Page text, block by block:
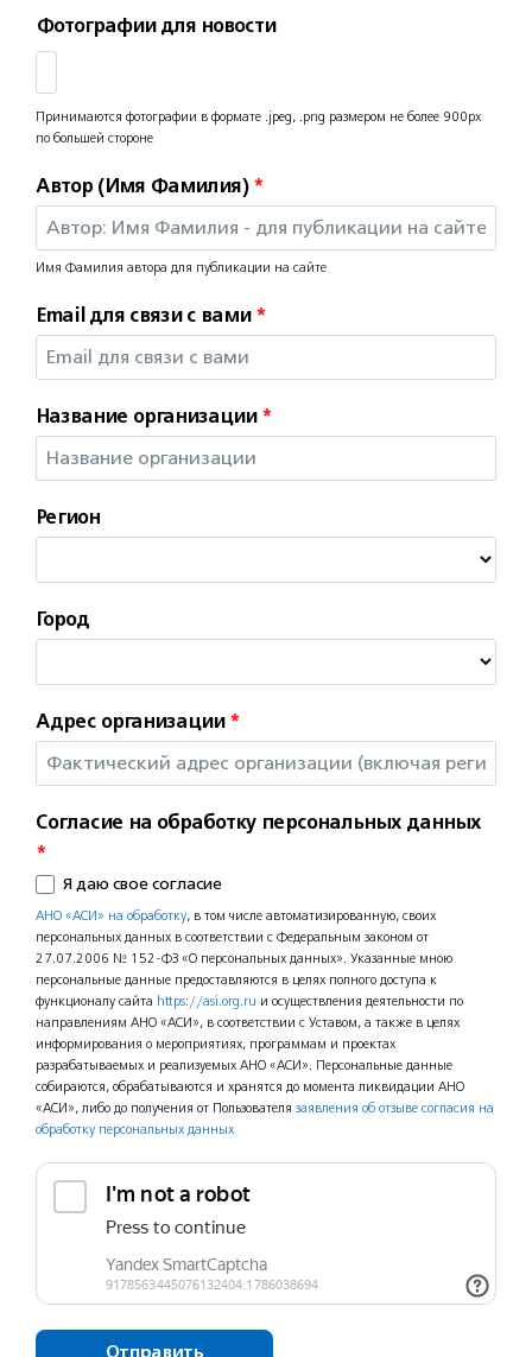
Фотографии для новости
Принимаются фотографии в формате .jpeg, .png размером не более 900рх
по большей стороне
Автор (Имя Фамилия) *
Имя Фамилия автора для публикации на сайте
Email для связи с вами *
Название организации *
Регион
Город
Адрес организации *
Согласие на обработку персональных данных
*
Я даю свое согласие
АНО «АСИ» на обработку, в том числе автоматизированную, своих
персональных данных в соответствии с Федеральным законом от
27.07.2006 № 152-ФЗ «О персональных данных». Указанные мною
персональные данные предоставляются в целях полного доступа к
функционалу сайта https://asi.org.ru и осуществления деятельности по
направлениям АНО «АСИ», в соответствии с Уставом, а также в целях
информирования о мероприятиях, программам и проектах
разрабатываемых и реализуемых АНО «АСИ». Персональные данные
собираются, обрабатываются и хранятся до момента ликвидации АНО
«АСИ», либо до получения от Пользователя заявления об отзыве согласия на
обработку персональных данных